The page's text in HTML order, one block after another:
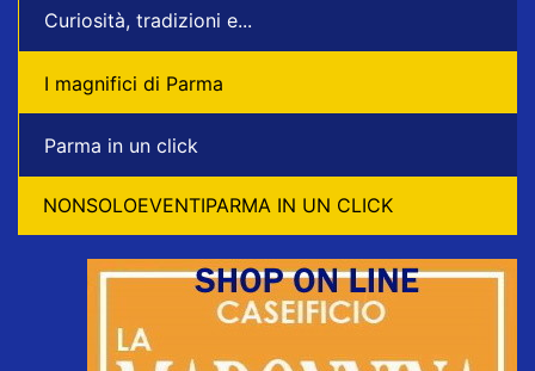
Curiosità, tradizioni e...
I magnifici di Parma
Parma in un click
NONSOLOEVENTIPARMA IN UN CLICK